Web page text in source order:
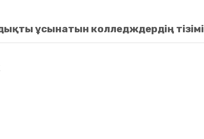
ұсынатын колледждердің тізімі